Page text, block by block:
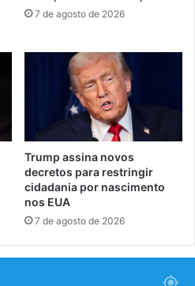
7 de agosto de 2026
Trump assina novos
decretos para restringir
cidadania por nascimento
nos EUA
7 de agosto de 2026